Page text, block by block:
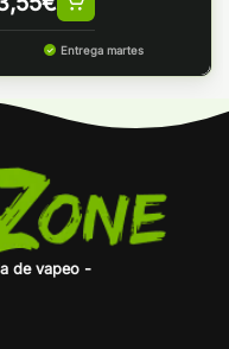
Entrega martes
de vapeo -